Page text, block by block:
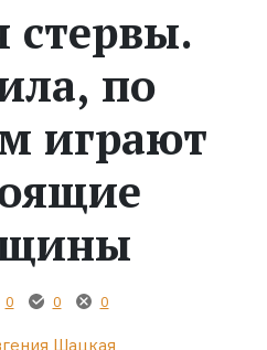
стервы.
по
играют
0 0 0
Шацкая